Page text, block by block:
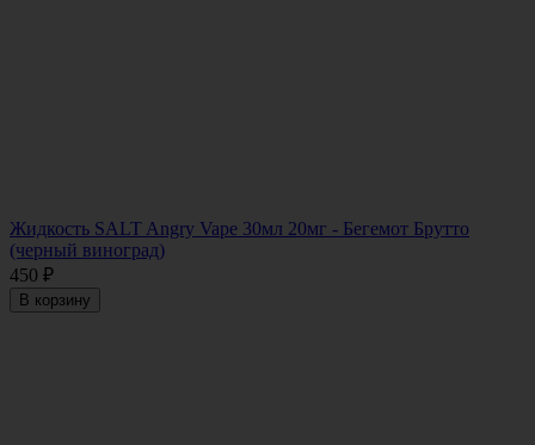
Жидкость SALT Angry Vape 30мл 20мг - Бегемот Брутто
(черный виноград)
450 ₽
В корзину